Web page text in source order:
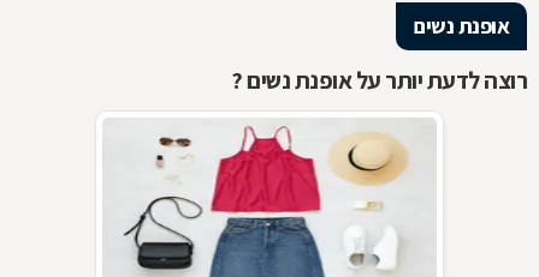
אופנת נשים
רוצה לדעת יותר על אופנת נשים ?